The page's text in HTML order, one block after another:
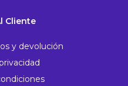
Cliente
y devolución